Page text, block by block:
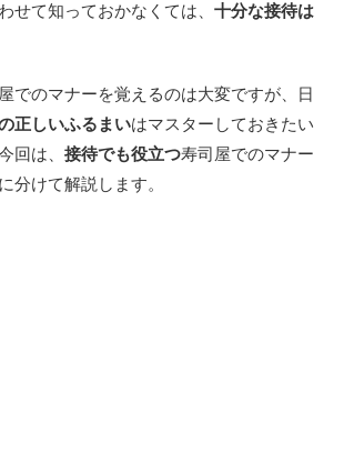
せて知っておかなくては、 十分な接待は
でのマナーを覚えるのは大変ですが、日
正しいふるまいはマスターしておきたい
回は、 接待でも役立つ寿司屋でのマナー
分けて解説します。